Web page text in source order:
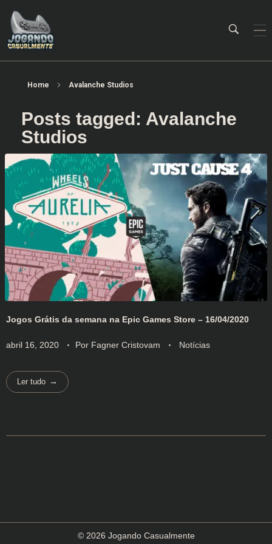
Home Avalanche Studios
Posts tagged: Avalanche
Studios
Jogos Grátis da semana na Epic Games Store – 16/04/2020
abril 16, 2020 Por Fagner Cristovam Notícias
Ler tudo
© 2026 Jogando Casualmente